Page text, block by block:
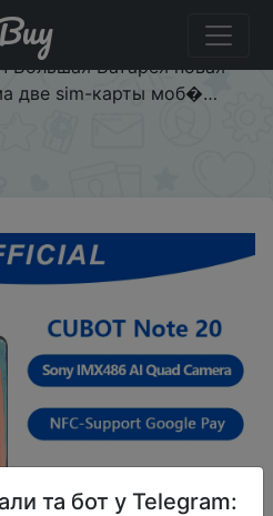
Note 20 задний Quad
NFC телефон 3 Гб +
Батарея новая
две sim-карты моб�…
та бот у Telegram: